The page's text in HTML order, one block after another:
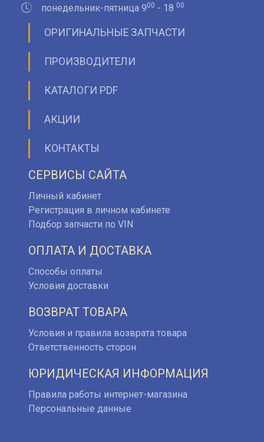
понедельник-пятница 900 - 18 00
ОРИГИНАЛЬНЫЕ ЗАПЧАСТИ
ПРОИЗВОДИТЕЛИ
КАТАЛОГИ PDF
АКЦИИ
КОНТАКТЫ
СЕРВИСЫ САЙТА
Личный кабинет
Регистрация в личном кабинете
Подбор запчасти по VIN
ОПЛАТА И ДОСТАВКА
Способы оплаты
Условия доставки
ВОЗВРАТ ТОВАРА
Условия и правила возврата товара
Ответственность сторон
ЮРИДИЧЕСКАЯ ИНФОРМАЦИЯ
Правила работы интернет-магазина
Персональные данные